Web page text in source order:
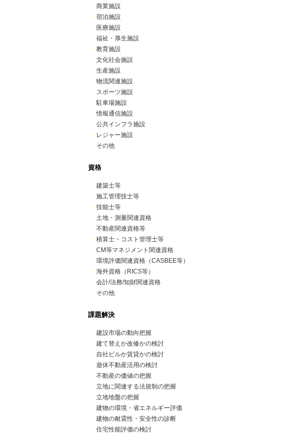
・ 商業施設
・ 宿泊施設
・ 医療施設
・ 福祉・厚生施設
・ 教育施設
・ 文化社会施設
・ 生産施設
・ 物流関連施設
・ スポーツ施設
・駐車場施設
・情報通信施設
・ 公共インフラ施設
・ レジャー施設
・ その他
資格
・ 建築士等
・ 施工管理技士等
・ 技能士等
・ 土地・測量関連資格
・ 不動産関連資格等
・ 積算士・コスト管理士等
・ CM等マネジメント関連資格
・ 環境評価関連資格（CASBEE等）
・ 海外資格（RICS等）
・ 会計/法務/知財関連資格
・ その他
課題解決
・ 建設市場の動向把握
・ 建て替えか改修かの検討
・ 自社ビルか賃貸かの検討
・ 遊休不動産活用の検討
・ 不動産の価値の把握
・ 立地に関連する法規制の把握
・ 立地地盤の把握
・ 建物の環境・省エネルギー評価
・ 建物の耐震性・安全性の診断
・ 住宅性能評価の検討